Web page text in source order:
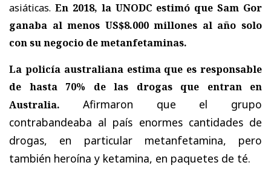
asiáticas. En 2018, la UNODC estimó que Sam Gor
ganaba al menos US$8.000 millones al año solo
con su negocio de metanfetaminas.
La policía australiana estima que es responsable
de hasta 70% de las drogas que entran en
Australia. Afirmaron que el grupo
contrabandeaba al país enormes cantidades de
drogas, en particular metanfetamina, pero
también heroína y ketamina, en paquetes de té.